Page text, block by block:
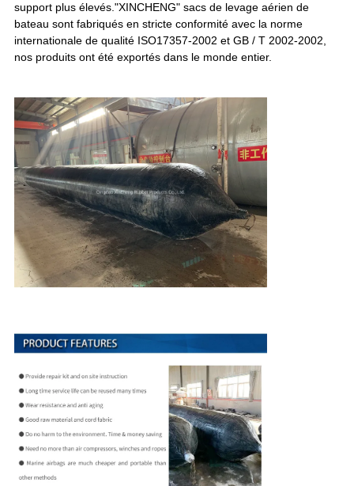
support plus élevés."XINCHENG" sacs de levage aérien de
bateau sont fabriqués en stricte conformité avec la norme
internationale de qualité ISO17357-2002 et GB / T 2002-2002,
nos produits ont été exportés dans le monde entier.